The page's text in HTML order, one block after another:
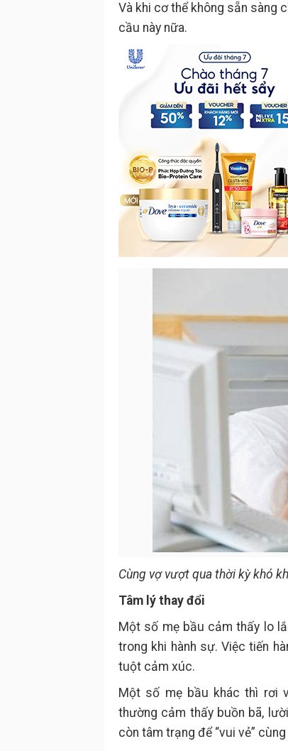
Và khi cơ thể không sẵn sàng
cầu này nữa.
Cùng vợ vượt qua thời kỳ khó
Tâm lý thay đổi
Một số mẹ bầu cảm thấy lo
trong khi hành sự. Việc tiến
tuột cảm xúc.
Một số mẹ bầu khác thì rơi
thường cảm thấy buồn bã,
còn tâm trạng để “vui vẻ”